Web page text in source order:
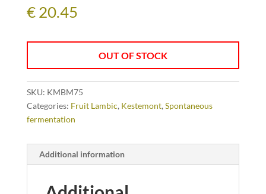
€20.45
OUT OF STOCK
SKU: KMBM75
Categories: Fruit Lambic, Kestemont, Spontaneous
fermentation
Additional information